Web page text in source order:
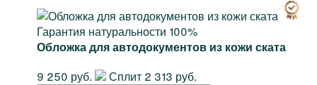
Гарантия натуральности 100%
Обложка для автодокументов из кожи ската
9 250 руб.
Сплит 2 313 руб.